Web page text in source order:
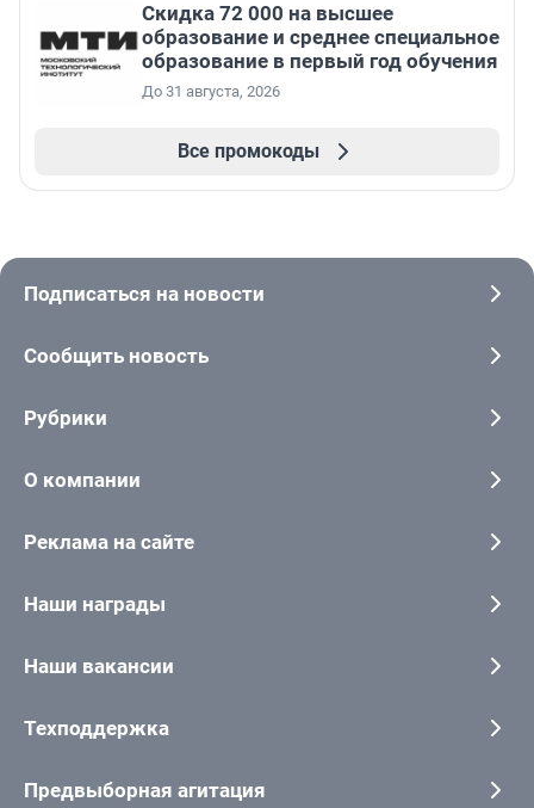
Скидка 72 000 на высшее
образование и среднее специальное
образование в первый год обучения
До 31 августа, 2026
Все промокоды
Подписаться на новости
Сообщить новость
Рубрики
О компании
Реклама на сайте
Наши награды
Наши вакансии
Техподдержка
Предвыборная агитация